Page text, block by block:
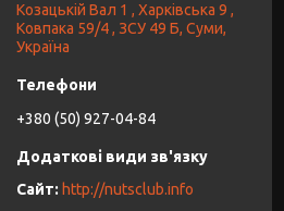
Козацькій Вал 1 , Харківська 9 ,
Ковпака 59/4 , ЗСУ 49 Б, Суми,
Україна
+380 (50) 927-04-84
http://nutsclub.info